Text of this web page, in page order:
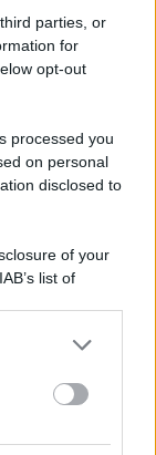
parties, or
for
opt-out
processed you
on personal
disclosed to
of your
list of
to third parties
- Testata
8/2020 - RG N.
ALL’ANSO
ONLINE)